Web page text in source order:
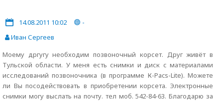
14.08.2011 10:02
-
Иван Сергеев
Моему дргугу необходим позвоночный корсет. Друг живёт в
Тульской области. У меня есть снимки и диск с материалами
исследований позвоночника (в программе К-Pacs-Lite). Можете
ли Вы посодействовать в приобретении корсета. Электронные
снимки могу выслать на почту. тел моб. 542-84-63. Благодарю за